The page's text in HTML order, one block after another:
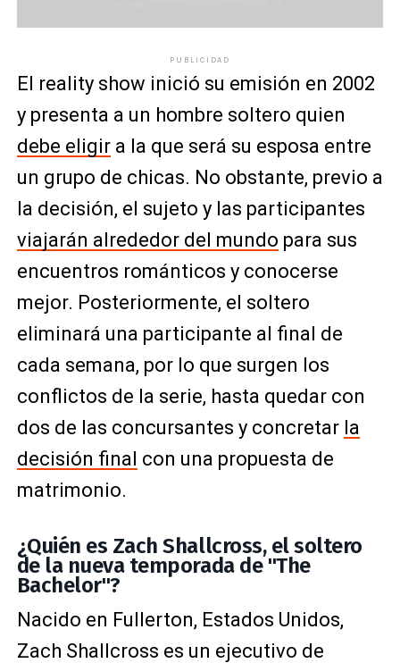
PUBLICIDAD
El reality show inició su emisión en 2002
y presenta a un hombre soltero quien
debe eligira la que será su esposa entre
un grupo de chicas. No obstante, previo a
la decisión, el sujeto y las participantes
viajarán alrededor del mundo para sus
encuentros románticos y conocerse
mejor. Posteriormente, el soltero
eliminará una participante al final de
cada semana, por lo que surgen los
conflictos de la serie, hasta quedar con
dos de las concursantes y concretar la
decisión final con una propuesta de
matrimonio.
¿Quién es Zach Shallcross, el soltero
de la nueva temporada de "The
Bachelor"?
Nacido en Fullerton, Estados Unidos,
Zach Shallcross es un ejecutivo de